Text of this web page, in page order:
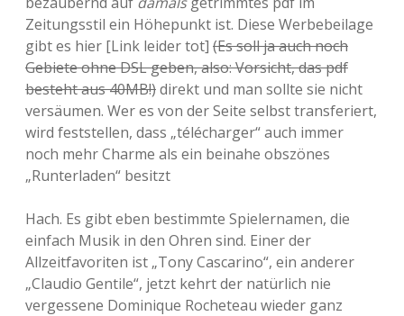
Zeitungsstil ein Höhepunkt ist. Diese Werbebeilage
gibt es hier [Link leider tot] (Es soll ja auch noch
Gebiete ohne DSL geben, also: Vorsicht, das pdf
besteht aus 40MB!)direkt und man sollte sie nicht
versäumen. Wer es von der Seite selbst transferiert,
wird feststellen, dass „télécharger“ auch immer
noch mehr Charme als ein beinahe obszönes
„Runterladen“ besitzt
Hach. Es gibt eben bestimmte Spielernamen, die
einfach Musik in den Ohren sind. Einer der
Allzeitfavoriten ist „Tony Cascarino“, ein anderer
„Claudio Gentile“, jetzt kehrt der natürlich nie
vergessene Dominique Rocheteau wieder ganz